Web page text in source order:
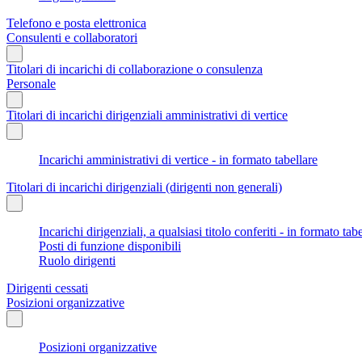
Telefono e posta elettronica
Consulenti e collaboratori
Titolari di incarichi di collaborazione o consulenza
Personale
Titolari di incarichi dirigenziali amministrativi di vertice
Incarichi amministrativi di vertice - in formato tabellare
Titolari di incarichi dirigenziali (dirigenti non generali)
Incarichi dirigenziali, a qualsiasi titolo conferiti - in formato
Posti di funzione disponibili
Ruolo dirigenti
Dirigenti cessati
Posizioni organizzative
Posizioni organizzative